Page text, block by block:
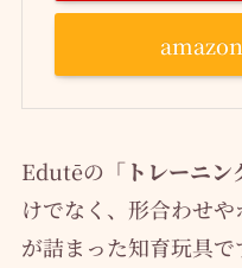
Edutēの 「トレーニン
けでなく、形合わせ
が詰まった知育玩具